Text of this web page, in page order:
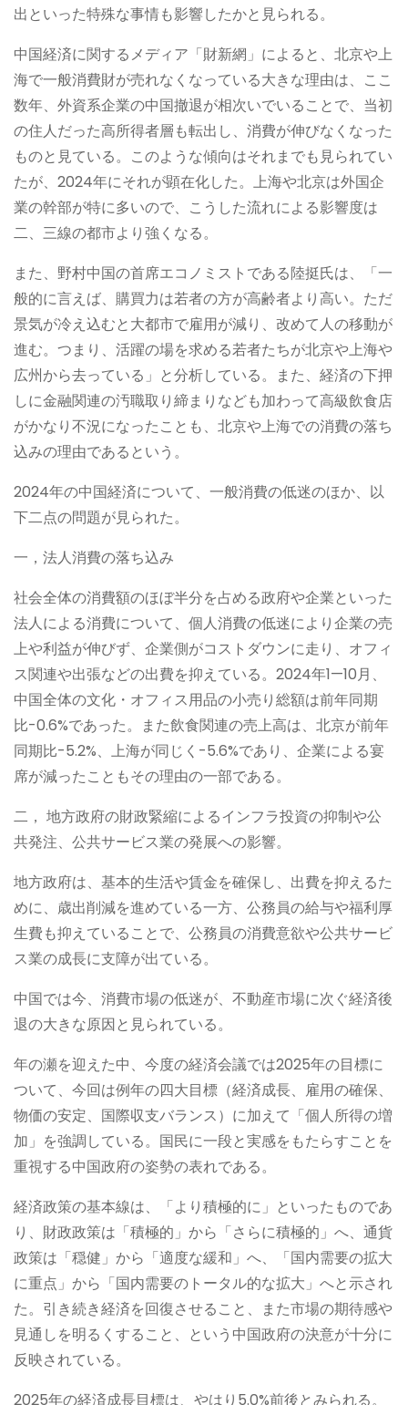
出といった特殊な事情も影響したかと見られる。
中国経済に関するメディア「財新網」によると、北京や上
海で一般消費財が売れなくなっている大きな理由は、ここ
数年、外資系企業の中国撤退が相次いでいることで、当初
の住人だった高所得者層も転出し、消費が伸びなくなった
ものと見ている。このような傾向はそれまでも見られてい
たが、2024年にそれが顕在化した。上海や北京は外国企
業の幹部が特に多いので、こうした流れによる影響度は
二、三線の都市より強くなる。
また、野村中国の首席エコノミストである陸挺氏は、「一
般的に言えば、購買力は若者の方が高齢者より高い。ただ
景気が冷え込むと大都市で雇用が減り、改めて人の移動が
進む。つまり、活躍の場を求める若者たちが北京や上海や
広州から去っている」と分析している。また、経済の下押
しに金融関連の汚職取り締まりなども加わって高級飲食店
がかなり不況になったことも、北京や上海での消費の落ち
込みの理由であるという。
2024年の中国経済について、一般消費の低迷のほか、以
下二点の問題が見られた。
一，法人消費の落ち込み
社会全体の消費額のほぼ半分を占める政府や企業といった
法人による消費について、個人消費の低迷により企業の売
上や利益が伸びず、企業側がコストダウンに走り、オフィ
ス関連や出張などの出費を抑えている。2024年1—10月、
中国全体の文化・オフィス用品の小売り総額は前年同期
比-0.6%であった。また飲食関連の売上高は、北京が前年
同期比-5.2%、上海が同じく-5.6%であり、企業による宴
席が減ったこともその理由の一部である。
二， 地方政府の財政緊縮によるインフラ投資の抑制や公
共発注、公共サービス業の発展への影響。
地方政府は、基本的生活や賃金を確保し、出費を抑えるた
めに、歳出削減を進めている一方、公務員の給与や福利厚
生費も抑えていることで、公務員の消費意欲や公共サービ
ス業の成長に支障が出ている。
中国では今、消費市場の低迷が、不動産市場に次ぐ経済後
退の大きな原因と見られている。
年の瀬を迎えた中、今度の経済会議では2025年の目標に
ついて、今回は例年の四大目標（経済成長、雇用の確保、
物価の安定、国際収支バランス）に加えて「個人所得の増
加」を強調している。国民に一段と実感をもたらすことを
重視する中国政府の姿勢の表れである。
経済政策の基本線は、「より積極的に」といったものであ
り、財政政策は「積極的」から「さらに積極的」へ、通貨
政策は「穏健」から「適度な緩和」へ、「国内需要の拡大
に重点」から「国内需要のトータル的な拡大」へと示され
た。引き続き経済を回復させること、また市場の期待感や
見通しを明るくすること、という中国政府の決意が十分に
反映されている。
2025年の経済成長目標は、やはり5.0%前後とみられる。